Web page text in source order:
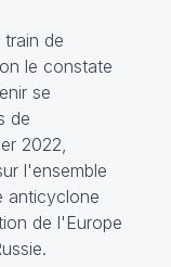
de
le constate
se
de
2022,
l'ensemble
anticyclone
de l'Europe